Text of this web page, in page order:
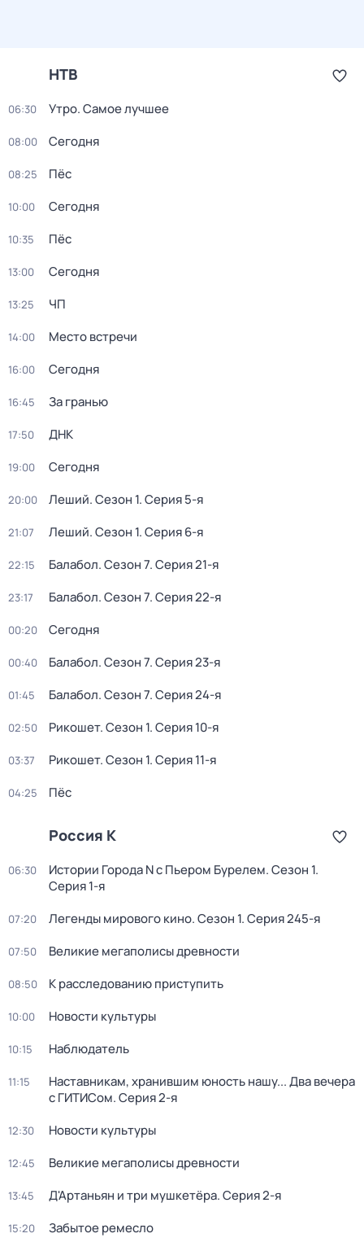
НТВ
06:30 Утро. Самое лучшее
08:00 Сегодня
08:25 Пёс
10:00 Сегодня
10:35 Пёс
13:00 Сегодня
13:25 ЧП
14:00 Место встречи
16:00 Сегодня
16:45 За гранью
17:50 ДНК
19:00 Сегодня
20:00 Леший. Сезон 1. Серия 5-я
21:07 Леший. Сезон 1. Серия 6-я
22:15 Балабол. Сезон 7. Серия 21-я
23:17 Балабол. Сезон 7. Серия 22-я
00:20 Сегодня
00:40 Балабол. Сезон 7. Серия 23-я
01:45 Балабол. Сезон 7. Серия 24-я
02:50 Рикошет. Сезон 1. Серия 10-я
03:37 Рикошет. Сезон 1. Серия 11-я
04:25 Пёс
Россия К
06:30 Истории Города N с Пьером Бурелем. Сезон 1.
Серия 1-я
07:20 Легенды мирового кино. Сезон 1. Серия 245-я
07:50 Великие мегаполисы древности
08:50 К расследованию приступить
10:00 Новости культуры
10:15 Наблюдатель
11:15
Наставникам, хранившим юность нашу... Два вечера
с ГИТИСом. Серия 2-я
12:30 Новости культуры
12:45 Великие мегаполисы древности
13:45 Д'Артаньян и три мушкетёра. Серия 2-я
15:20 Забытое ремесло